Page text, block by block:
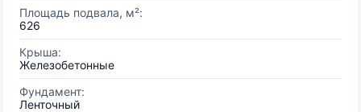
Площадь подвала, м²:
626
Крыша:
Железобетонные
Фундамент:
Ленточный